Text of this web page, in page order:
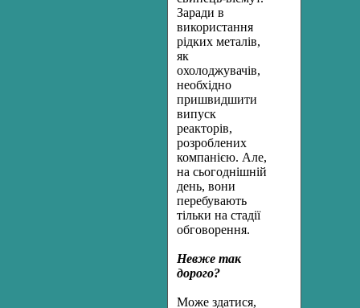
Заради в
використання
рідких металів,
як
охолоджувачів,
необхідно
пришвидшити
випуск
реакторів,
розроблених
компанією. Але,
на сьогоднішній
день, вони
перебувають
тільки на стадії
обговорення.
Невже так
дорого?
Може здатися,